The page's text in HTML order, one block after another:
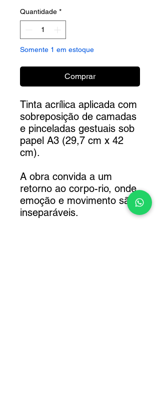
Quantidade *
Somente 1 em estoque
Comprar
Tinta acrílica aplicada com
sobreposição de camadas
e pinceladas gestuais sob
papel A3 (29,7 cm x 42
cm).
A obra convida a um
retorno ao corpo-rio, onde
emoção e movimento são
inseparáveis.